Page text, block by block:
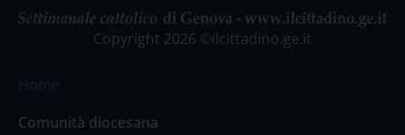
Copyright 2026 ©ilcittadino.ge.it
Comunità diocesana